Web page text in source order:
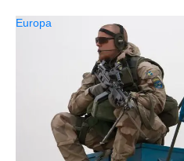
Europa